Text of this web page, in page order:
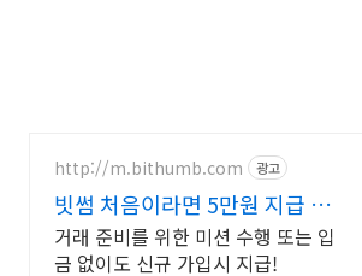
http://m.bithumb.com 광고
빗썸 처음이라면 5만원 지급 신
규 가입 시 5만원 혜택
거래 준비를 위한 미션 수행 또는 입
금 없이도 신규 가입시 지급!